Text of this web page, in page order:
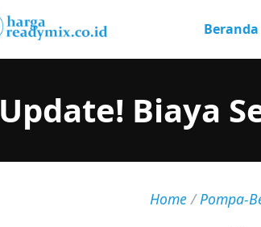
Beranda
Update! Biaya
Home/Pompa-